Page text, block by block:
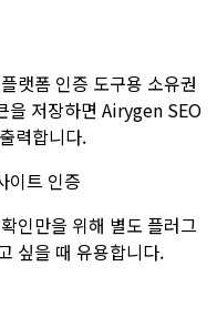
랫폼 인증 도구용 소유권
을 저장하면 Airygen SEO
력합니다.
이트 인증
인만을 위해 별도 플러그
싶을 때 유용합니다.